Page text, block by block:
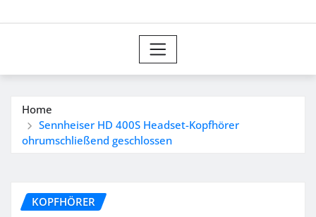
Home
Sennheiser HD 400S Headset-Kopfhörer
ohrumschließend geschlossen
KOPFHÖRER